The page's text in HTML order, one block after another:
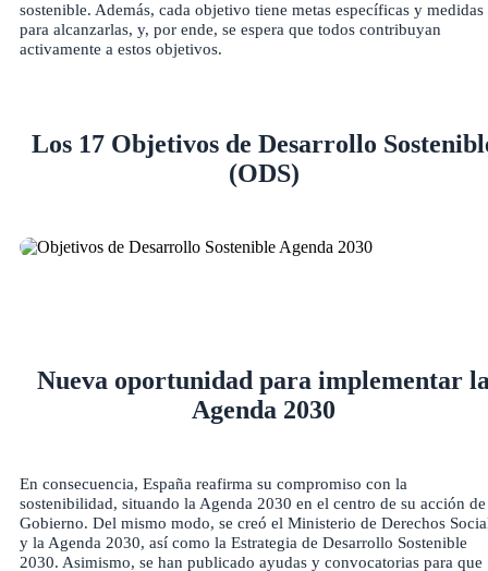
sostenible. Además, cada objetivo tiene metas específicas y medidas
para alcanzarlas, y, por ende, se espera que todos contribuyan
activamente a estos objetivos.
Los 17 Objetivos de Desarrollo
(ODS)
Nueva oportunidad para implementar
Agenda 2030
En consecuencia, España reafirma su compromiso con la
sostenibilidad, situando la Agenda 2030 en el centro de su acción de
Gobierno. Del mismo modo, se creó el Ministerio de Derechos
y la Agenda 2030, así como la Estrategia de Desarrollo Sostenible
2030. Asimismo, se han publicado ayudas y convocatorias para que